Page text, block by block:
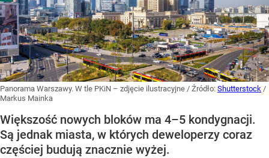
Panorama Warszawy. W tle PKiN – zdjęcie ilustracyjne / Źródło: Shutterstock /
Markus Mainka
Większość nowych bloków ma 4–5 kondygnacji.
Są jednak miasta, w których deweloperzy coraz
częściej budują znacznie wyżej.